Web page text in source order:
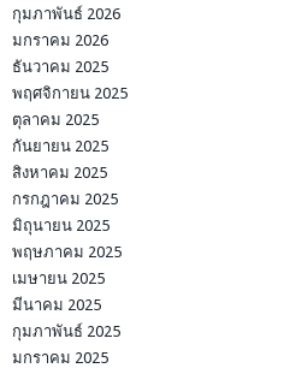
กุมภาพันธ์ 2026
มกราคม 2026
ธันวาคม 2025
พฤศจิกายน 2025
ตุลาคม 2025
กันยายน 2025
สิงหาคม 2025
กรกฎาคม 2025
มิถุนายน 2025
พฤษภาคม 2025
เมษายน 2025
มีนาคม 2025
กุมภาพันธ์ 2025
มกราคม 2025